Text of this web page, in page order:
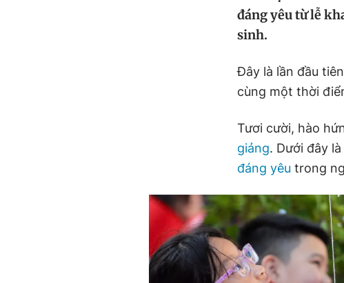
đáng yêu từ lễ
sinh.
Đây là lần đầu
cùng một thời
Tươi cười, hào
giảng. Dưới đây
đáng yêu trong